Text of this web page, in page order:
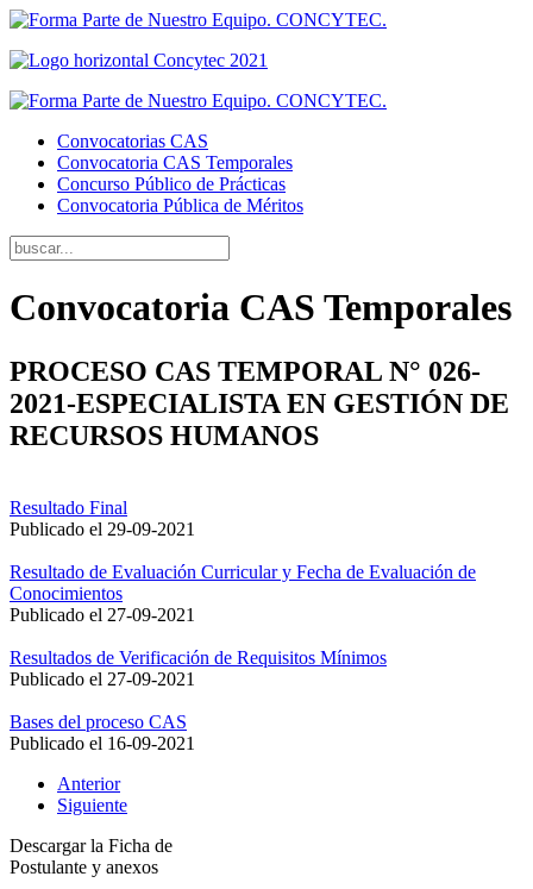
Convocatorias CAS
Convocatoria CAS Temporales
Concurso Público de Prácticas
Convocatoria Pública de Méritos
Convocatoria CAS Temporales
PROCESO CAS TEMPORAL N° 026-
2021-ESPECIALISTA EN GESTIÓN DE
RECURSOS HUMANOS
Resultado Final
Publicado el 29-09-2021
Resultado de Evaluación Curricular y Fecha de Evaluación de
Conocimientos
Publicado el 27-09-2021
Resultados de Verificación de Requisitos Mínimos
Publicado el 27-09-2021
Bases del proceso CAS
Publicado el 16-09-2021
Anterior
Siguiente
Descargar la Ficha de
Postulante y anexos